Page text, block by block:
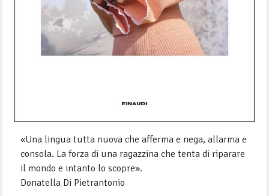
«Una lingua tutta nuova che afferma e nega, allarma e
consola. La forza di una ragazzina che tenta di riparare
il mondo e intanto lo scopre».
Donatella Di Pietrantonio